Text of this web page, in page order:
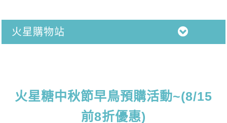
火星購物站
火星糖中秋節早鳥預購活動~(8/15
前8折優惠)